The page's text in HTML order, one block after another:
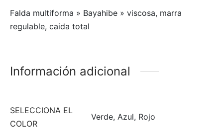
Falda multiforma » Bayahibe » viscosa, marra
regulable, caida total
Información adicional
SELECCIONA EL
COLOR
Verde, Azul, Rojo